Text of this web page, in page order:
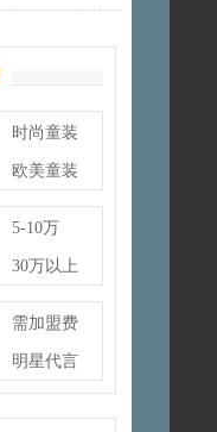
时尚童装
欧美童装
5-10万
30万以上
需加盟费
明星代言
货架提供